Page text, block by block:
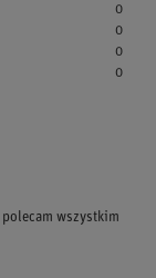
0
0
0
0
wszystkim